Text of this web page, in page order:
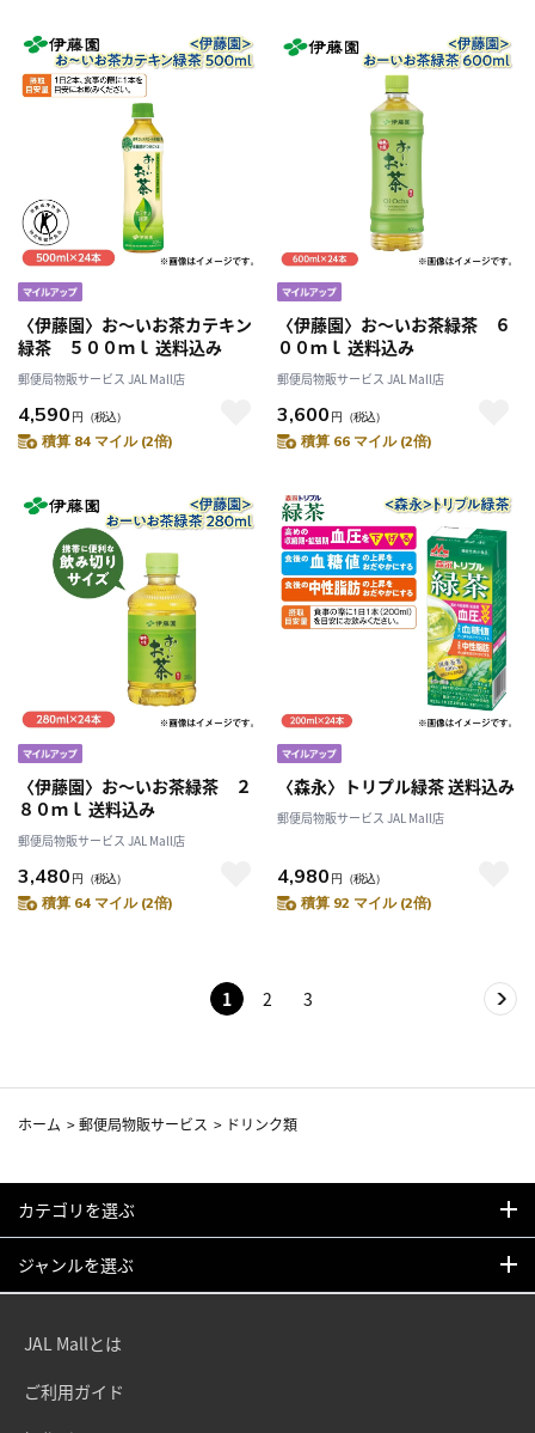
〈伊藤園〉お～いお茶カテキン
緑茶 ５００ｍｌ 送料込み
郵便局物販サービス JAL Mall店
4,590 円 （税込）
積算 84 マイル (2倍)
〈伊藤園〉お～いお茶緑茶 ６
００ｍｌ 送料込み
郵便局物販サービス JAL Mall店
3,600 円 （税込）
積算 66 マイル (2倍)
〈伊藤園〉お～いお茶緑茶 ２
８０ｍｌ 送料込み
郵便局物販サービス JAL Mall店
3,480 円 （税込）
積算 64 マイル (2倍)
〈森永〉トリプル緑茶 送料込み
郵便局物販サービス JAL Mall店
4,980 円 （税込）
積算 92 マイル (2倍)
1 2 3
ホーム >郵便局物販サービス > ドリンク類
カテゴリを選ぶ
ジャンルを選ぶ
JAL Mallとは
ご利用ガイド